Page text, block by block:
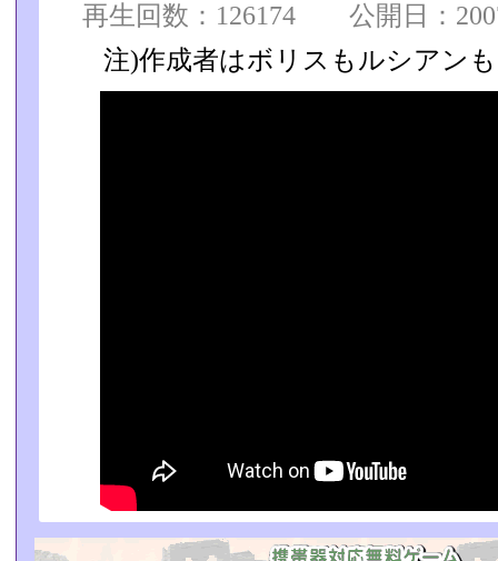
再生回数：126174 公開日：
注)作成者はボリスもルシアン